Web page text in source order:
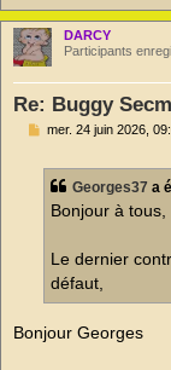
n
o
n
l
u
DARCY
Participants
Re: Buggy
M
u
mer. 24 juin 2026,
Georges37 a
Bonjour à tous,
Le dernier
défaut,
Bonjour Georges